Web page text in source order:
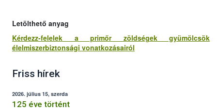
Letölthető anyag
Kérdezz-felelek a primőr zöldségek gyümölcsök
élelmiszerbiztonsági vonatkozásairól
Friss hírek
2026. július 15, szerda
125 éve történt